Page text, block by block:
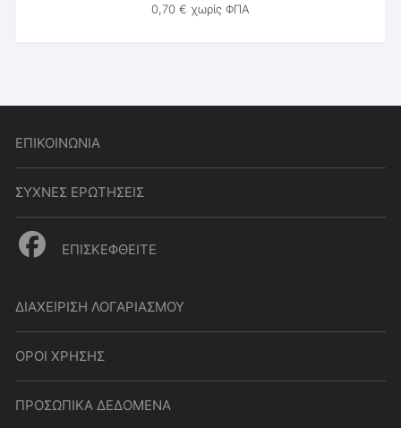
0,70 € χωρίς ΦΠΑ
ΕΠΙΚΟΙΝΩΝΙΑ
ΣΥΧΝΕΣ ΕΡΩΤΗΣΕΙΣ
ΕΠΙΣΚΕΦΘΕΙΤΕ
ΔΙΑΧΕΙΡΙΣΗ ΛΟΓΑΡΙΑΣΜΟΥ
ΟΡΟΙ ΧΡΗΣΗΣ
ΠΡΟΣΩΠΙΚΑ ΔΕΔΟΜΕΝΑ